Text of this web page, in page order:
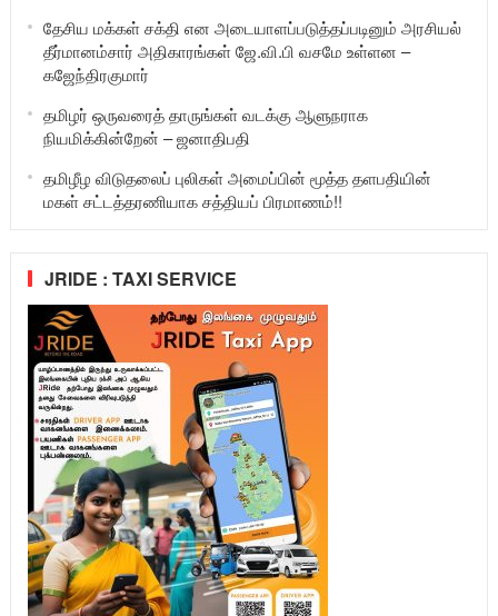
தேசிய மக்கள் சக்தி என அடையாளப்படுத்தப்படினும் அரசியல்
தீர்மானம்சார் அதிகாரங்கள் ஜே.வி.பி வசமே உள்ளன –
கஜேந்திரகுமார்
தமிழர் ஒருவரைத் தாருங்கள் வடக்கு ஆளுநராக
நியமிக்கின்றேன் – ஜனாதிபதி
தமிழீழ விடுதலைப் புலிகள் அமைப்பின் மூத்த தளபதியின்
மகள் சட்டத்தரணியாக சத்தியப் பிரமாணம்!!
JRIDE : TAXI SERVICE